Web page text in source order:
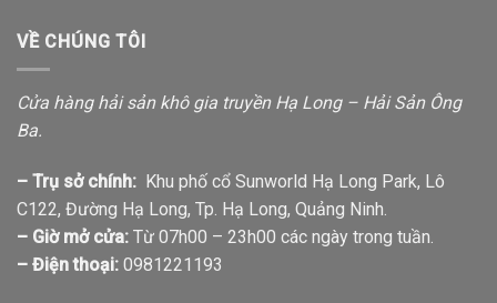
VỀ CHÚNG TÔI
Cửa hàng hải sản khô gia truyền Hạ Long – Hải Sản Ông
Ba.
– Trụ sở chính: Khu phố cổ Sunworld Hạ Long Park, Lô
C122, Đường Hạ Long, Tp. Hạ Long, Quảng Ninh.
– Giờ mở cửa: Từ 07h00 – 23h00 các ngày trong tuần.
– Điện thoại: 0981221193